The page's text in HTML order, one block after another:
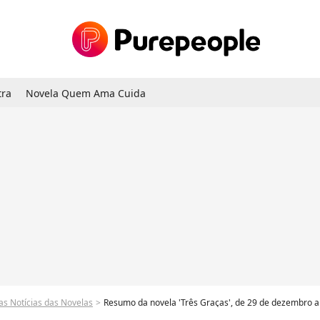
Novela Quem Ama Cuida
Notícias das Novelas Resumo da novela 'Três Graças', de 29 de dezembro a 3 de janeiro: Belo volta à trama da Globo em